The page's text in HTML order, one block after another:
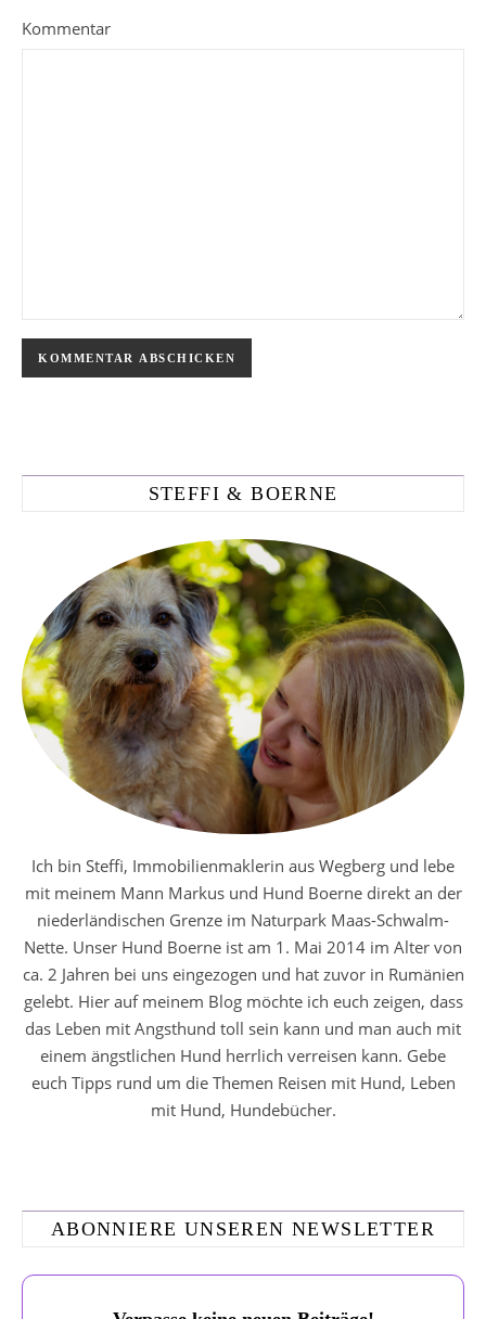
Kommentar
STEFFI & BOERNE
Ich bin Steffi, Immobilienmaklerin aus Wegberg und lebe
mit meinem Mann Markus und Hund Boerne direkt an der
niederländischen Grenze im Naturpark Maas-Schwalm-
Nette. Unser Hund Boerne ist am 1. Mai 2014 im Alter von
ca. 2 Jahren bei uns eingezogen und hat zuvor in Rumänien
gelebt. Hier auf meinem Blog möchte ich euch zeigen, dass
das Leben mit Angsthund toll sein kann und man auch mit
einem ängstlichen Hund herrlich verreisen kann. Gebe
euch Tipps rund um die Themen Reisen mit Hund, Leben
mit Hund, Hundebücher.
ABONNIERE UNSEREN NEWSLETTER